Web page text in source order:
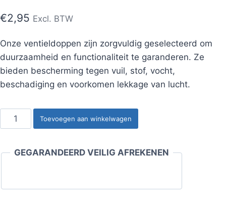
€2,95 Excl. BTW
Onze ventieldoppen zijn zorgvuldig geselecteerd om
duurzaamheid en functionaliteit te garanderen. Ze
bieden bescherming tegen vuil, stof, vocht,
beschadiging en voorkomen lekkage van lucht.
Kunststof
ventieldop,
(100
Toevoegen aan winkelwagen
GEGARANDEERD VEILIG AFREKENEN